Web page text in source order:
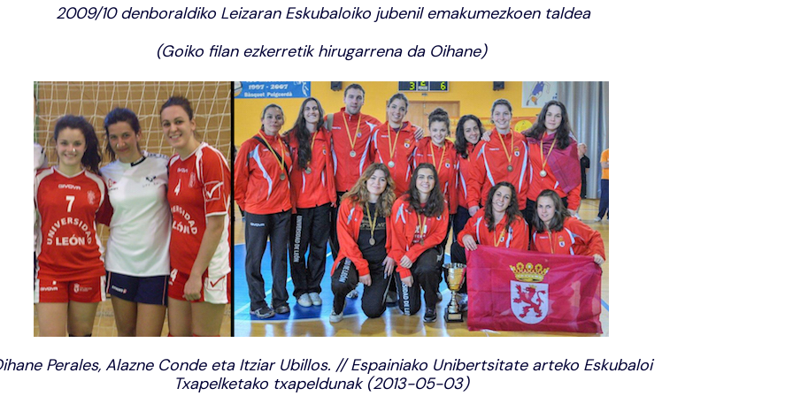
2009/10 denboraldiko Leizaran Eskubaloiko jubenil emakumezkoen taldea
(Goiko filan ezkerretik hirugarrena da Oihane)
Perales, Alazne Conde eta Itziar Ubillos. // Espainiako Unibertsitate arteko Eskubaloi
Txapelketako txapeldunak (2013-05-03)